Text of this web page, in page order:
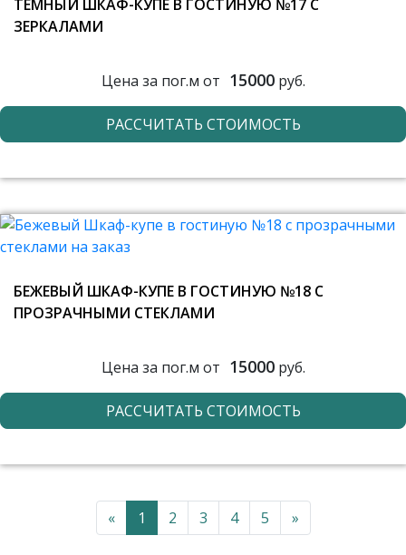
ТЕМНЫЙ ШКАФ-КУПЕ В ГОСТИНУЮ №17 С
ЗЕРКАЛАМИ
Цена за пог.м от 15000руб.
РАССЧИТАТЬ СТОИМОСТЬ
БЕЖЕВЫЙ ШКАФ-КУПЕ В ГОСТИНУЮ №18 С
ПРОЗРАЧНЫМИ СТЕКЛАМИ
Цена за пог.м от 15000руб.
РАССЧИТАТЬ СТОИМОСТЬ
« 1 2 3 4 5 »